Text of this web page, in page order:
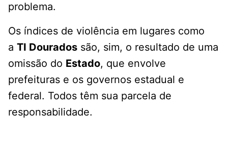
problema.
Os índices de violência em lugares como
a TI Dourados são, sim, o resultado de uma
omissão do Estado, que envolve
prefeituras e os governos estadual e
federal. Todos têm sua parcela de
responsabilidade.